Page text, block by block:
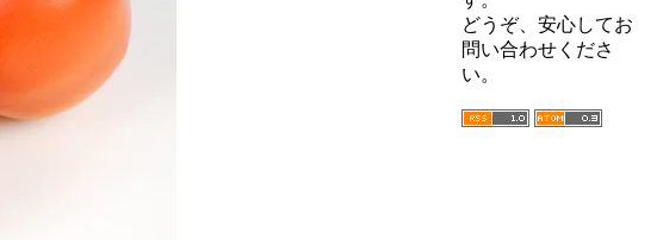
どうぞ、安心してお
問い合わせくださ
い。